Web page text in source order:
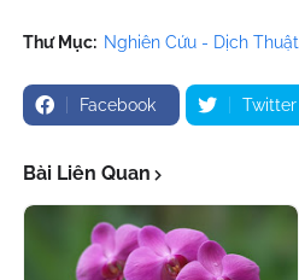
Thư Mục: Nghiên Cứu - Dịch Thuật
Facebook Twitter
Bài Liên Quan